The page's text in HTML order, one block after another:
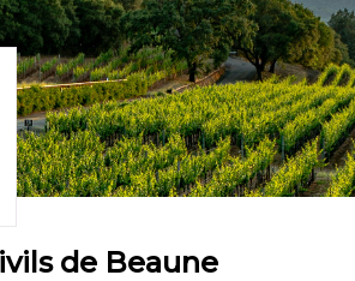
de Beaune